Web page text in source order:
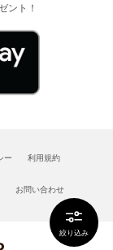
絞り込み
ント！
ー 利用規約
お問い合わせ